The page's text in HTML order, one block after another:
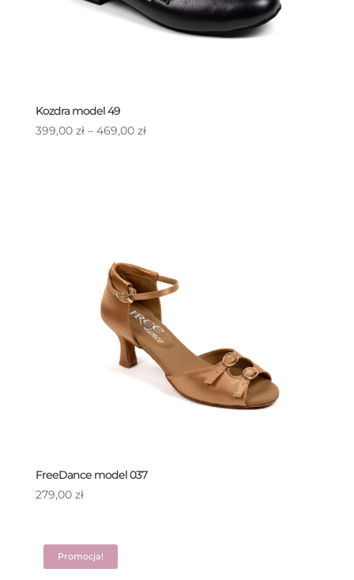
Kozdra model 49
399,00 zł – 469,00 złZakres
FreeDance model 037
279,00 zł
Promocja!